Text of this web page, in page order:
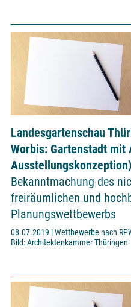
Landesgartenschau
Worbis: Gartenstadt
Ausstellungskonzeption)
Bekanntmachung des
freiräumlichen und
Planungswettbewerbs
08.07.2019 | Wettbewerbe nach
Bild: Architektenkammer Thüringen